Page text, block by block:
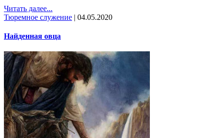
Читать далее...
Тюремное служение | 04.05.2020
Найденная овца